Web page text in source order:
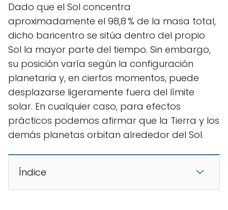
Dado que el Sol concentra
aproximadamente el 98,8 % de la masa total,
dicho baricentro se sitúa dentro del propio
Sol la mayor parte del tiempo. Sin embargo,
su posición varía según la configuración
planetaria y, en ciertos momentos, puede
desplazarse ligeramente fuera del límite
solar. En cualquier caso, para efectos
prácticos podemos afirmar que la Tierra y los
demás planetas orbitan alrededor del Sol.
Índice